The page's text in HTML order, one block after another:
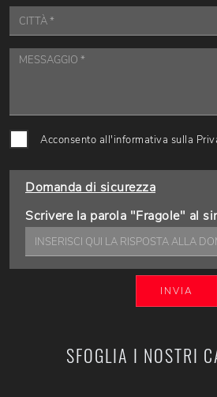
SFOGLIA I NOSTRI
Acconsento all'informativa sulla
Domanda di sicurezza
Scrivere la parola "Fragole" al
INVIA